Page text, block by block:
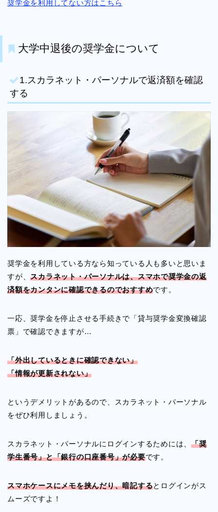
奨学金を利用してない方はこちら
大学中退後の奨学金について
1.スカラネット・パーソナルで返済額を確認
する
奨学金を利用している方なら知っている人も多いと思いま
すが、スカラネット・パーソナルは、スマホで奨学金の返
済額をカンタンに確認できるのでおすすめです。
一応、奨学金を停止させる手続きで「貸与奨学金変換確認
票」で確認できますが…
「外出しているときに確認できない」
「情報が更新されない」
というデメリットがあるので、スカラネット・パーソナル
をぜひ利用しましょう。
スカラネット・パーソナルにログインするためには、「奨
学生番号」と「銀行の口座番号」が必要です。
スマホケースにメモを挟んだり、暗記するとログインがス
ムーズですよ！